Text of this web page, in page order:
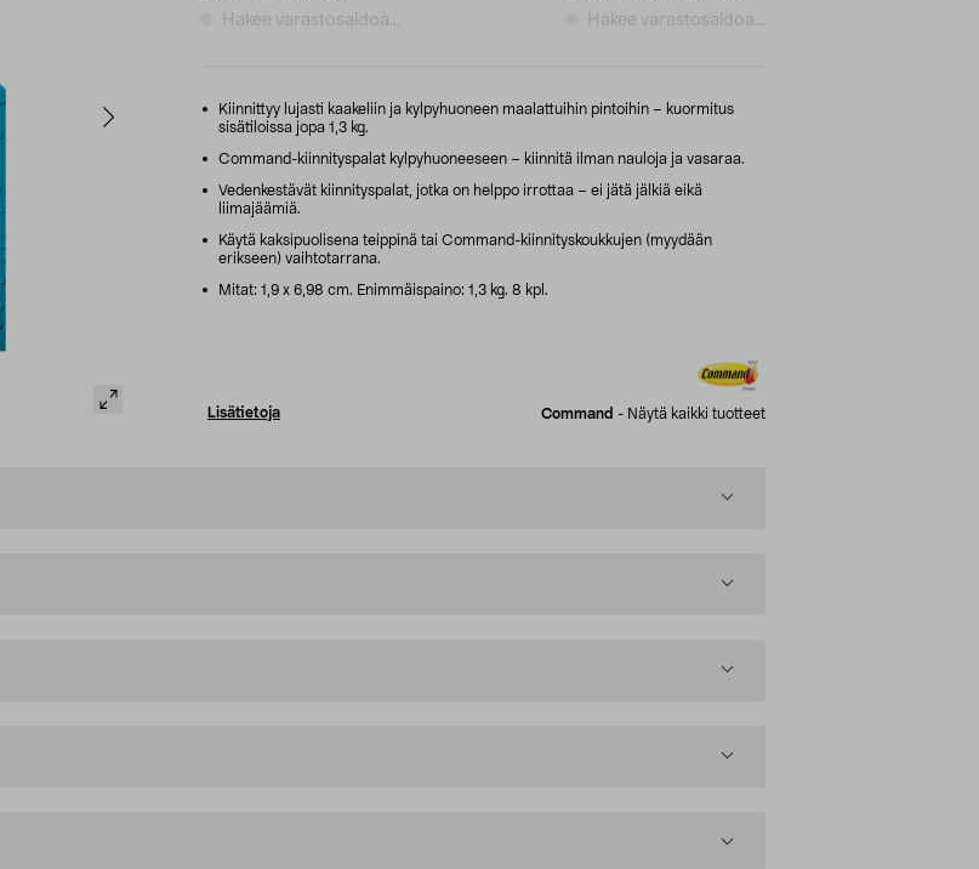
Hakee varastosaldoa...
Hakee varastosaldoa...
Kiinnittyy lujasti kaakeliin ja kylpyhuoneen maalattuihin pintoihin – kuormitus
sisätiloissa jopa 1,3 kg.
Command-kiinnityspalat kylpyhuoneeseen – kiinnitä ilman nauloja ja vasaraa.
Vedenkestävät kiinnityspalat, jotka on helppo irrottaa – ei jätä jälkiä eikä
liimajäämiä.
Käytä kaksipuolisena teippinä tai Command-kiinnityskoukkujen (myydään
erikseen) vaihtotarrana.
Mitat: 1,9 x 6,98 cm. Enimmäispaino: 1,3 kg. 8 kpl.
Lisätietoja Command - Näytä kaikki tuotteet